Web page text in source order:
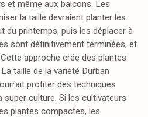
et même aux balcons. Les
la taille devraient planter les
du printemps, puis les déplacer à
sont définitivement terminées, et
approche crée des plantes
taille de la variété Durban
profiter des techniques
super culture. Si les cultivateurs
plantes compactes, les